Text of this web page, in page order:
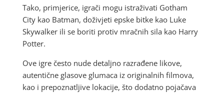
Tako, primjerice, igrači mogu istraživati Gotham
City kao Batman, doživjeti epske bitke kao Luke
Skywalker ili se boriti protiv mračnih sila kao Harry
Potter.
Ove igre često nude detaljno razrađene likove,
autentične glasove glumaca iz originalnih filmova,
kao i prepoznatljive lokacije, što dodatno pojačava